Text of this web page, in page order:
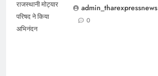
राजस्थानी मोट्यार
परिषद ने किया
अभिनंदन
admin_tharexpressnews
0